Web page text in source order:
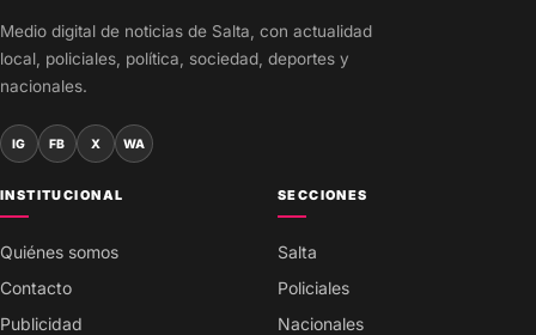
Medio digital de noticias de Salta, con actualidad
local, policiales, política, sociedad, deportes y
nacionales.
IG FB X WA
INSTITUCIONAL
Quiénes somos
Contacto
Publicidad
SECCIONES
Salta
Policiales
Nacionales